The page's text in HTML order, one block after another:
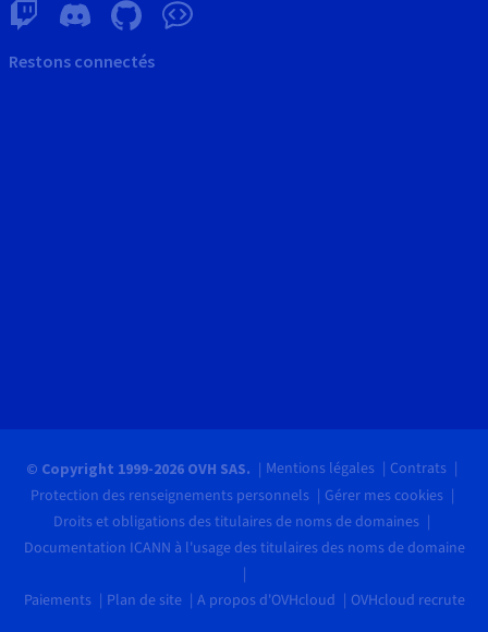
Restons connectés
© Copyright 1999-2026 OVH SAS. Mentions légales
Contrats
Protection des renseignements personnels
Gérer mes cookies
Droits et obligations des titulaires de noms de domaines
Documentation ICANN à l'usage des titulaires des noms de domaine
Paiements Plan de site A propos d'OVHcloud OVHcloud recrute